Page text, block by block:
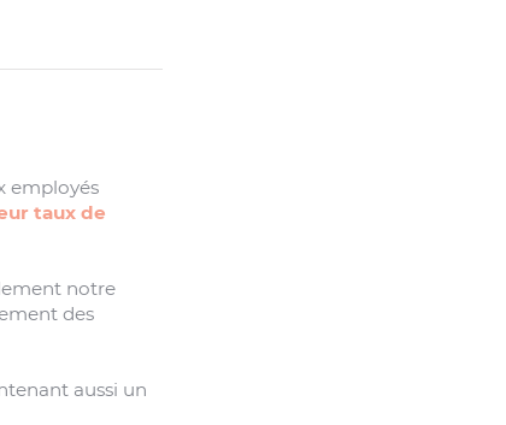
employés
taux de
notre
des
aussi un